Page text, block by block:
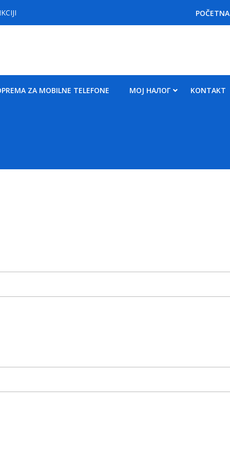
POČETNA
ZA MOBILNE TELEFONE MOJ НАЛОГ KONTAKT